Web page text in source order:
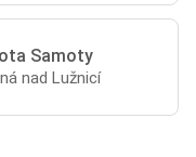
Samoty
nad Lužnicí